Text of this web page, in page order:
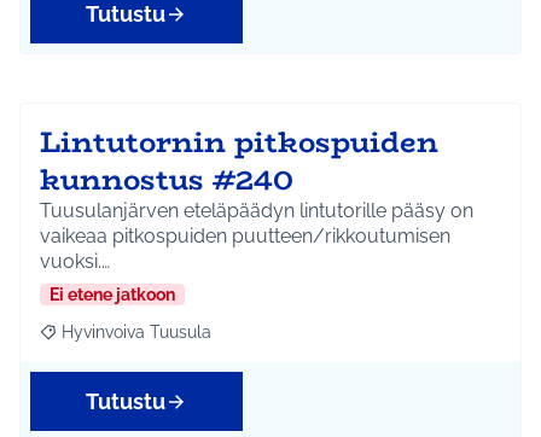
Tutustu
Lintutornin pitkospuiden
kunnostus #240
Tuusulanjärven eteläpäädyn lintutorille pääsy on
vaikeaa pitkospuiden puutteen/rikkoutumisen
vuoksi.…
Ei etene jatkoon
Rajaa tulokset aihepiirin mukaan: Hyvinvoiva Tuusula
Hyvinvoiva Tuusula
Tutustu